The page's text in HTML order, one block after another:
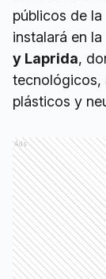
públicos de la
instalará en la
y Laprida,
tecnológicos,
plásticos y
Ads